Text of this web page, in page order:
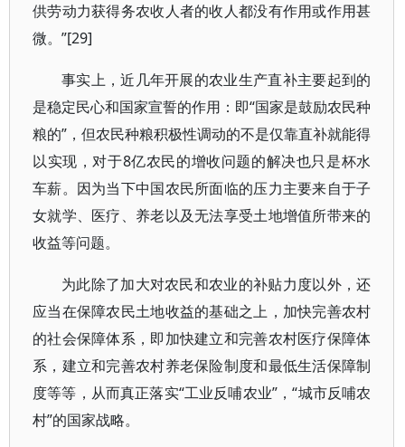
供劳动力获得务农收人者的收人都没有作用或作用甚
微。”[29]
事实上，近几年开展的农业生产直补主要起到的
是稳定民心和国家宣誓的作用：即“国家是鼓励农民种
粮的”，但农民种粮积极性调动的不是仅靠直补就能得
以实现，对于8亿农民的增收问题的解决也只是杯水
车薪。因为当下中国农民所面临的压力主要来自于子
女就学、医疗、养老以及无法享受土地增值所带来的
收益等问题。
为此除了加大对农民和农业的补贴力度以外，还
应当在保障农民土地收益的基础之上，加快完善农村
的社会保障体系，即加快建立和完善农村医疗保障体
系，建立和完善农村养老保险制度和最低生活保障制
度等等，从而真正落实“工业反哺农业”，“城市反哺农
村”的国家战略。